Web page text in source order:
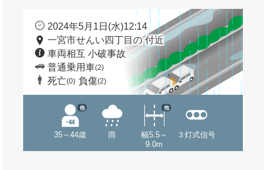
2024年5月1日(水)12:14
一宮市せんい四丁目の 付近
車両相互 小破事故
普通乗用車(2)
死亡(0) 負傷(2)
35～44歳
他
雨
幅5.5～
9.0m
他
３灯式信号